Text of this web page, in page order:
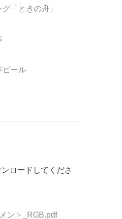
「ときの舟」
ピール
ロードしてくださ
ント_RGB.pdf